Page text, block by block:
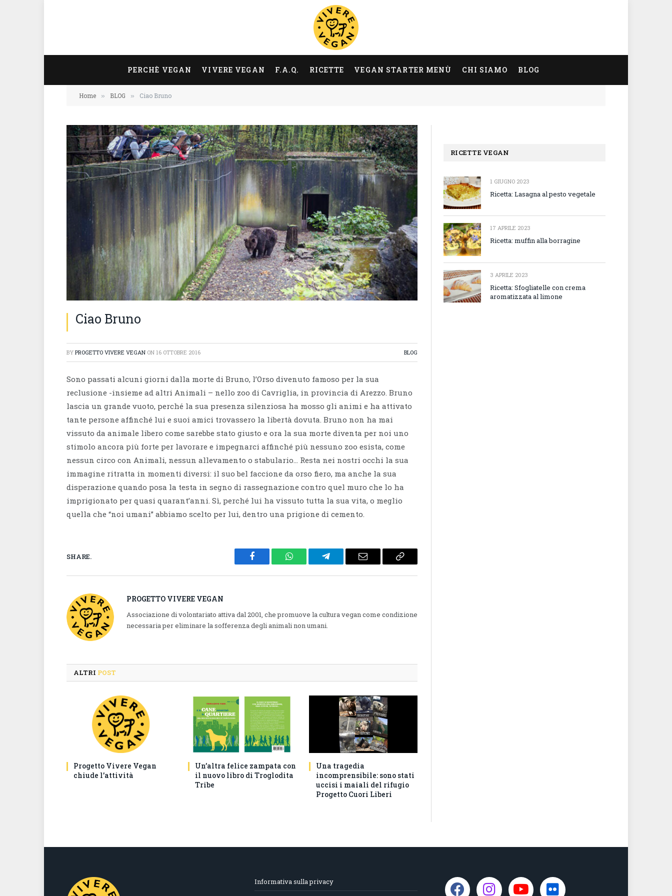
PERCHÈ VEGAN VIVERE VEGAN F.A.Q. RICETTE VEGAN STARTER MENÙ CHI SIAMO BLOG
Home » BLOG » Ciao Bruno
Ciao Bruno
BY PROGETTO VIVERE VEGAN ON 16 OTTOBRE 2016 BLOG
Sono passati alcuni giorni dalla morte di Bruno, l’Orso divenuto famoso per la sua
reclusione -insieme ad altri Animali – nello zoo di Cavriglia, in provincia di Arezzo. Bruno
lascia un grande vuoto, perché la sua presenza silenziosa ha mosso gli animi e ha attivato
tante persone affinché lui e suoi amici trovassero la libertà dovuta. Bruno non ha mai
vissuto da animale libero come sarebbe stato giusto e ora la sua morte diventa per noi uno
stimolo ancora più forte per lavorare e impegnarci affinché più nessuno zoo esista, come
nessun circo con Animali, nessun allevamento o stabulario… Resta nei nostri occhi la sua
immagine ritratta in momenti diversi: il suo bel faccione da orso fiero, ma anche la sua
disperazione quando posa la testa in segno di rassegnazione contro quel muro che lo ha
imprigionato per quasi quarant’anni. Sì, perché lui ha vissuto tutta la sua vita, o meglio
quella che “noi umani” abbiamo scelto per lui, dentro una prigione di cemento.
SHARE.
Facebook WhatsAppTelegram Email
Copy
PROGETTO VIVERE VEGAN
Associazione di volontariato attiva dal 2001, che promuove la cultura vegan come condizione
necessaria per eliminare la sofferenza degli animali non umani.
ALTRI POST
Progetto Vivere Vegan
chiude l’attività
Un’altra felice zampata con
il nuovo libro di Troglodita
Tribe
Una tragedia
incomprensibile: sono stati
uccisi i maiali del rifugio
Progetto Cuori Liberi
RICETTE VEGAN
1 GIUGNO 2023
Ricetta: Lasagna al pesto vegetale
17 APRILE 2023
Ricetta: muffin alla borragine
3 APRILE 2023
Ricetta: Sfogliatelle con crema
aromatizzata al limone
Informativa sulla privacy